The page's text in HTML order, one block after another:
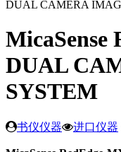
DUAL CAMERA
MicaSense
DUAL
SYSTEM
书仪仪器 进口仪器